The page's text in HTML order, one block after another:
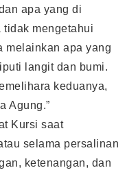
apa yang di
tidak mengetahui
melainkan apa yang
langit dan bumi.
keduanya,
Agung.”
Kursi saat
selama persalinan
ketenangan, dan